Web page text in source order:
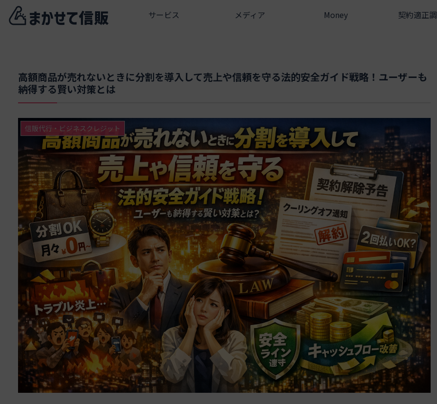
サービス メディア Money 契約適正
高額商品が売れないときに分割を導入して売上や信頼を守る法的安全ガイド戦略！ユーザーも
納得する賢い対策とは
信販代行・ビジネスクレジット